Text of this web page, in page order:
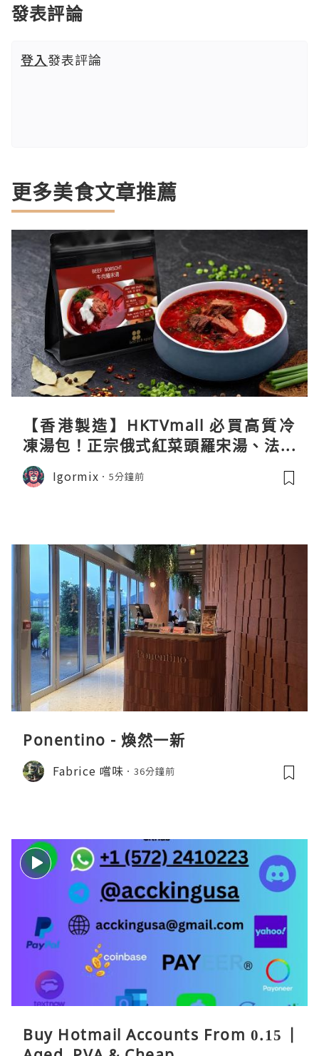
發表評論
登入發表評論
更多美食文章推薦
【香港製造】HKTVmall 必買高質冷
凍湯包！正宗俄式紅菜頭羅宋湯、法式
龍蝦濃湯與生酮膠原蛋白骨頭湯全攻略
Igormix 5分鐘前
Ponentino - 煥然一新
Fabrice 嚐味 36分鐘前
Buy Hotmail Accounts From 0.15 |